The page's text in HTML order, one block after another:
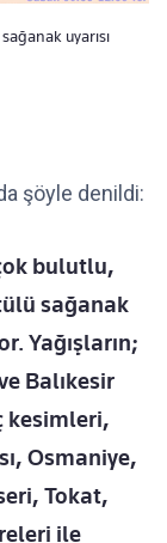
uyarısı
şöyle denildi:
bulutlu,
sağanak
Yağışların;
Balıkesir
kesimleri,
Osmaniye,
Tokat,
ile